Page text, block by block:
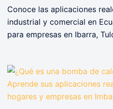
Conoce las aplicaciones
industrial y comercial en
para empresas en Ibarra,